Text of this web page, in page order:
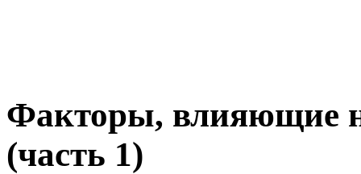
Факторы, влияющие
(часть 1)